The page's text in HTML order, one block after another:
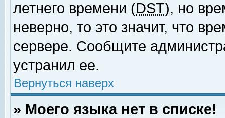
летнего времени (DST), но
неверно, то это значит, что
сервере. Сообщите
устранил ее.
Вернуться наверх
» Моего языка нет в списке!